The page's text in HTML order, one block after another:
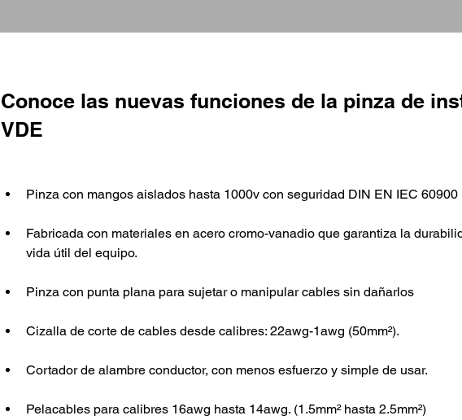
Conoce las nuevas funciones de la pinza de
VDE
Pinza con mangos aislados hasta 1000v con seguridad DIN EN IEC 60900
Fabricada con materiales en acero cromo-vanadio que garantiza la
vida útil del equipo.
Pinza con punta plana para sujetar o manipular cables sin dañarlos
Cizalla de corte de cables desde calibres: 22awg-1awg (50mm²).
Cortador de alambre conductor, con menos esfuerzo y simple de usar.
Pelacables para calibres 16awg hasta 14awg. (1.5mm² hasta 2.5mm²)